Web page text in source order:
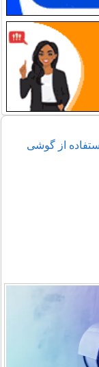
از گوشی